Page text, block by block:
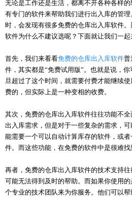
无论是工作还是生活，都离不开各种各样
有专门的软件来帮助我们进行出入库的管
时，会发现有很多免费的仓库出入库软件
软件为什么不建议选呢？下面就让我们一起
首先，我们来看看免费的仓库出入库软件普
件，其实都是“免费试用版”。也就是说，
旦超过了这个时间，就需要付费才能继续
费的，但实际上是一种变相的收费。
其次，免费的仓库出入库软件往往功能不
出入库需求，但是对于一些复杂的需求，
能需要一个可以自动计算库存的软件，或
件。而这些功能，在免费的软件中是很难找
再者，免费的仓库出入库软件的技术支持
可能无法得到及时的帮助。而如果你使用
个专业的技术团队来为你服务。他们可以